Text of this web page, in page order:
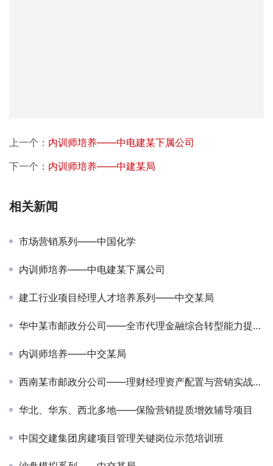
上一个： 内训师培养——中电建某下属公司
下一个： 内训师培养——中建某局
相关新闻
市场营销系列——中国化学
内训师培养——中电建某下属公司
建工行业项目经理人才培养系列——中交某局
华中某市邮政分公司——全市代理金融综合转型能力提升培训
内训师培养——中交某局
西南某市邮政分公司——理财经理资产配置与营销实战能力提升培训
华北、华东、西北多地——保险营销提质增效辅导项目
中国交建集团房建项目管理关键岗位示范培训班